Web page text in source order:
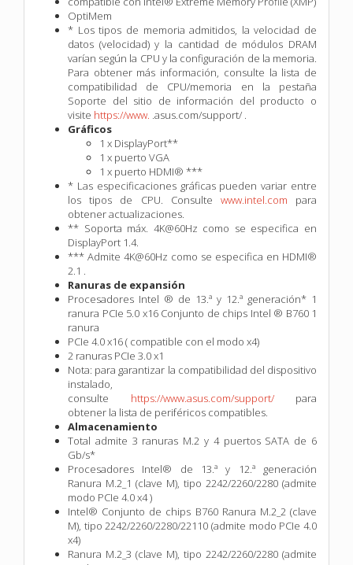
OptiMem
* Los tipos de memoria admitidos, la velocidad de
datos (velocidad) y la cantidad de módulos DRAM
varían según la CPU y la configuración de la memoria.
Para obtener más información, consulte la lista de
compatibilidad de CPU/memoria en la pestaña
Soporte del sitio de información del producto o
visite https://www. .asus.com/support/ .
Gráficos
1 x DisplayPort**
1 x puerto VGA
1 x puerto HDMI® ***
* Las especificaciones gráficas pueden variar entre
los tipos de CPU. Consulte www.intel.com para
obtener actualizaciones.
** Soporta máx. 4K@60Hz como se especifica en
DisplayPort 1.4.
*** Admite 4K@60Hz como se especifica en HDMI®
2.1 .
Ranuras de expansión
Procesadores Intel ® de 13.ª y 12.ª generación* 1
ranura PCIe 5.0 x16 Conjunto de chips Intel ® B760 1
ranura
PCIe 4.0 x16 ( compatible con el modo x4)
2 ranuras PCIe 3.0 x1
Nota: para garantizar la compatibilidad del dispositivo
instalado,
consulte https://www.asus.com/support/para
obtener la lista de periféricos compatibles.
Almacenamiento
Total admite 3 ranuras M.2 y 4 puertos SATA de 6
Gb/s*
Procesadores Intel® de 13.ª y 12.ª generación
Ranura M.2_1 (clave M), tipo 2242/2260/2280 (admite
modo PCIe 4.0 x4 )
Intel® Conjunto de chips B760 Ranura M.2_2 (clave
M), tipo 2242/2260/2280/22110 (admite modo PCIe 4.0
x4)
Ranura M.2_3 (clave M), tipo 2242/2260/2280 (admite